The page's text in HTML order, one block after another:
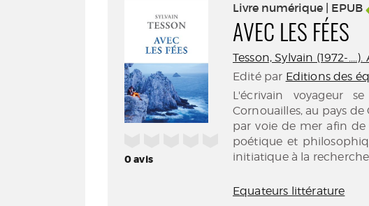
0avis
Livre numérique | EPUB
AVEC LES FÉES
Tesson, Sylvain (1972-
Edité par Editions des
L'écrivain voyageur
Cornouailles, au pays de
par voie de mer afin de
poétique et
initiatique à la recherche
Equateurs littérature